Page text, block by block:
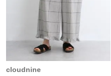
cloudnine